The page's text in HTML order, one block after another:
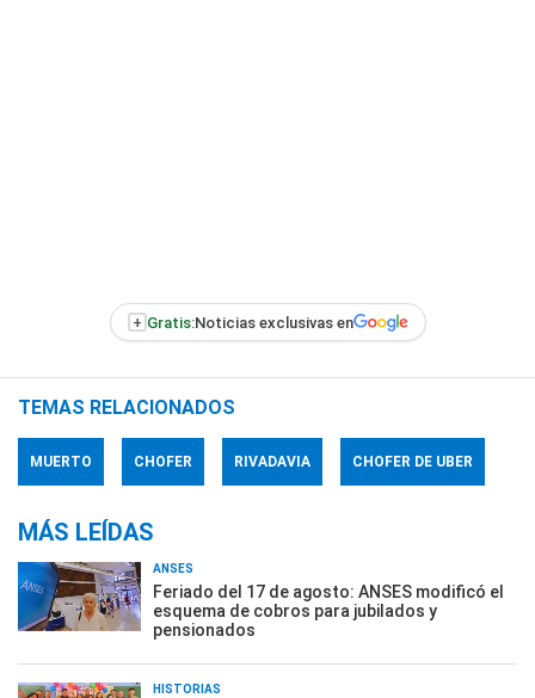
+ Gratis:Noticias exclusivas en
TEMAS RELACIONADOS
MUERTO CHOFER RIVADAVIA CHOFER DE UBER
MÁS LEÍDAS
ANSES
Feriado del 17 de agosto: ANSES modificó el
esquema de cobros para jubilados y
pensionados
HISTORIAS